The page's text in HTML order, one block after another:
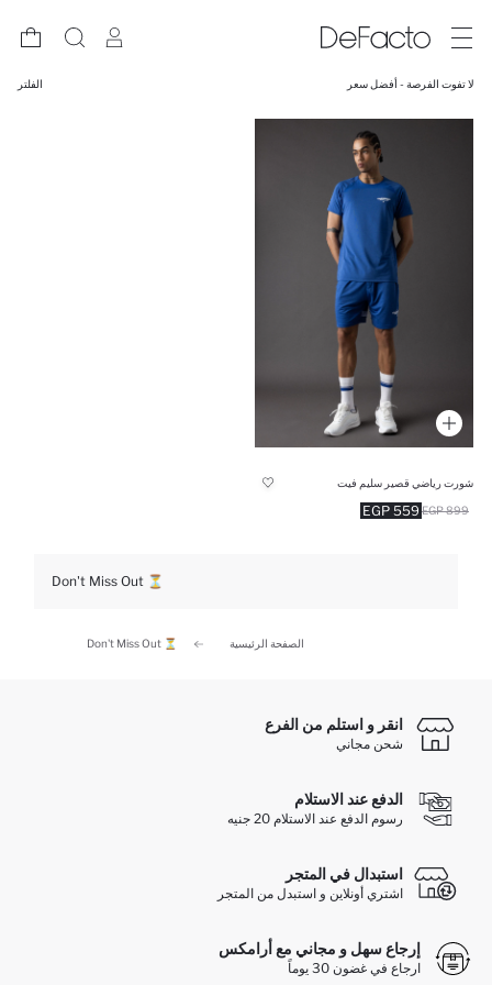
لا تفوت الفرصة - أفضل سعر الفلتر
شورت رياضي قصير سليم فيت
559 EGP 899 EGP
Don't Miss Out ⏳
الصفحة الرئيسية Don't Miss Out ⏳
انقر و استلم من الفرع
شحن مجاني
الدفع عند الاستلام
رسوم الدفع عند الاستلام 20 جنيه
استبدال في المتجر
اشتري أونلاين و استبدل من المتجر
إرجاع سهل و مجاني مع أرامكس
ارجاع في غضون 30 يوماً